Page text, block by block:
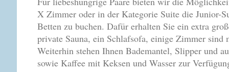
X Zimmer oder in der Kategorie Suite die Junior-
Betten zu buchen. Dafür erhalten Sie ein extra
private Sauna, ein Schlafsofa, einige Zimmer sind
Weiterhin stehen Ihnen Bademantel, Slipper und
sowie Kaffee mit Keksen und Wasser zur